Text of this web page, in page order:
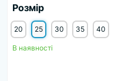
Розмір
20 25 30 35 40
В наявності